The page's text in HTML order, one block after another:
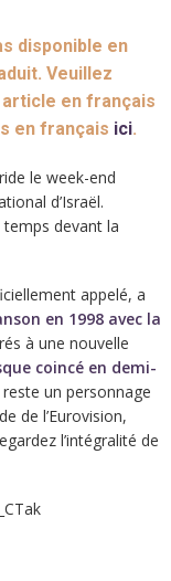
disponible en
Veuillez
en français
en français ici.
le week-end
d’Israël.
devant la
appelé, a
en 1998 avec la
à une nouvelle
coincé en demi-
un personnage
de l’Eurovision,
l’intégralité de